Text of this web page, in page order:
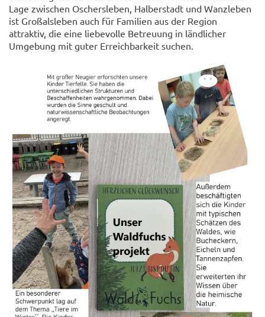
Lage zwischen Oschersleben, Halberstadt und Wanzleben
ist Großalsleben auch für Familien aus der Region
attraktiv, die eine liebevolle Betreuung in ländlicher
Umgebung mit guter Erreichbarkeit suchen.